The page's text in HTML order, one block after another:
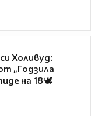
Холивуд:
„Годзила
на 18🕊️